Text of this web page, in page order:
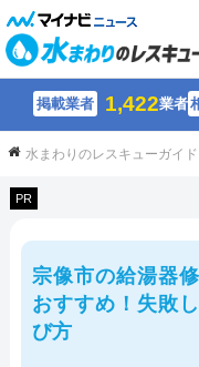
掲載業者 1,422業者
水まわりのレスキューガイド
PR
宗像市の給湯器
おすすめ！失敗
び方